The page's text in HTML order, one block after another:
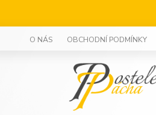
O NÁS OBCHODNÍ PODMÍNKY